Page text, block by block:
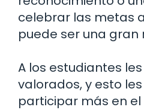
celebrar las metas
puede ser una gran
A los estudiantes
valorados, y esto
participar más en el